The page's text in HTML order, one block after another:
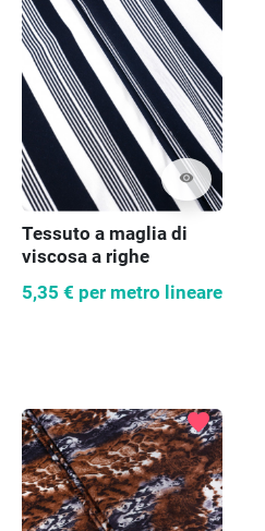
visibility
Tessuto a maglia di
viscosa a righe
5,35 € per metro lineare
favorite